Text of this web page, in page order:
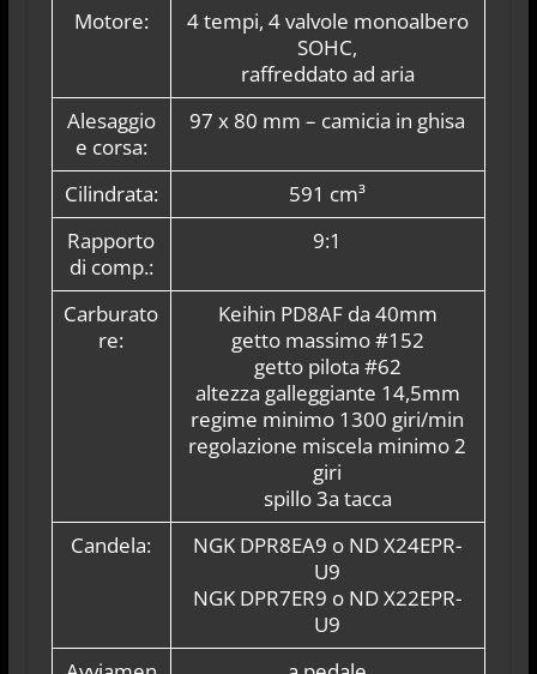
Motore:
4 tempi, 4 valvole monoalbero
SOHC,
raffreddato ad aria
Alesaggio
e corsa:
97 x 80 mm – camicia in ghisa
Cilindrata:
591 cm³
Rapporto
di comp.:
9:1
Carburato
re:
Keihin PD8AF da 40mm
getto massimo #152
getto pilota #62
altezza galleggiante 14,5mm
regime minimo 1300 giri/min
regolazione miscela minimo 2
giri
spillo 3a tacca
Candela:
NGK DPR8EA9 o ND X24EPR-
U9
NGK DPR7ER9 o ND X22EPR-
U9